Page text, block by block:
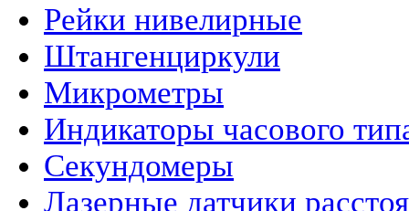
Рейки нивелирные
Штангенциркули
Микрометры
Индикаторы часового
Секундомеры
Лазерные датчики